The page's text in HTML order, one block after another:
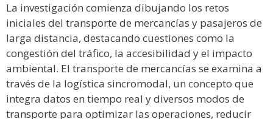
La investigación comienza dibujando los retos
iniciales del transporte de mercancías y pasajeros de
larga distancia, destacando cuestiones como la
congestión del tráfico, la accesibilidad y el impacto
ambiental. El transporte de mercancías se examina a
través de la logística sincromodal, un concepto que
integra datos en tiempo real y diversos modos de
transporte para optimizar las operaciones, reducir